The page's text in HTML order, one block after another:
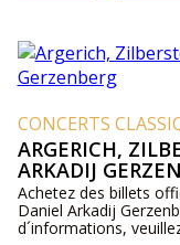
CONCERTS
ARGERICH,
ARKADIJ
Achetez des billets
Daniel Arkadij
d´informations,